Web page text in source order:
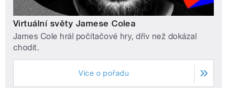
Virtuální světy Jamese Colea
James Cole hrál počítačové hry, dřív než dokázal
chodit.
Více o pořadu